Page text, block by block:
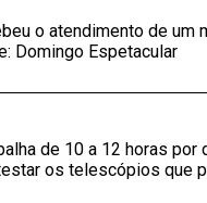
o atendimento de um
Domingo Espetacular
de 10 a 12 horas por
os telescópios que